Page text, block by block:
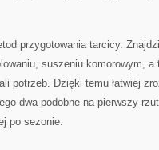
przygotowania tarcicy.
suszeniu komorowym, a
potrzeb. Dzięki temu łatwiej
dwa podobne na pierwszy
po sezonie.